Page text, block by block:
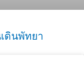
ดินพัทยา